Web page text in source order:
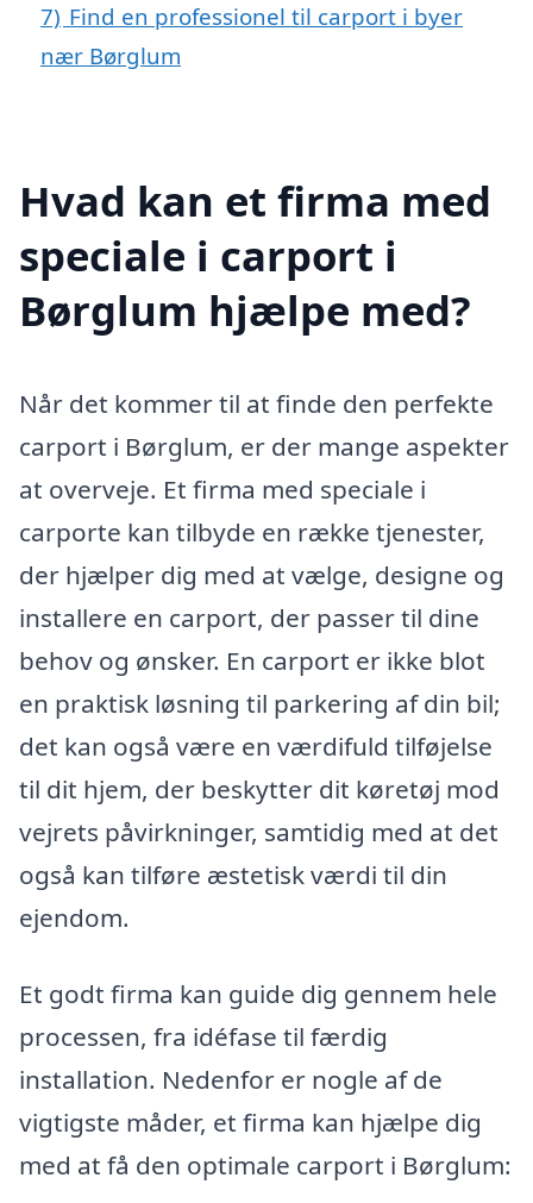
7) Find en professionel til carport i byer
nær Børglum
Hvad kan et firma med
speciale i carport i
Børglum hjælpe med?
Når det kommer til at finde den perfekte
carport i Børglum, er der mange aspekter
at overveje. Et firma med speciale i
carporte kan tilbyde en række tjenester,
der hjælper dig med at vælge, designe og
installere en carport, der passer til dine
behov og ønsker. En carport er ikke blot
en praktisk løsning til parkering af din bil;
det kan også være en værdifuld tilføjelse
til dit hjem, der beskytter dit køretøj mod
vejrets påvirkninger, samtidig med at det
også kan tilføre æstetisk værdi til din
ejendom.
Et godt firma kan guide dig gennem hele
processen, fra idéfase til færdig
installation. Nedenfor er nogle af de
vigtigste måder, et firma kan hjælpe dig
med at få den optimale carport i Børglum: